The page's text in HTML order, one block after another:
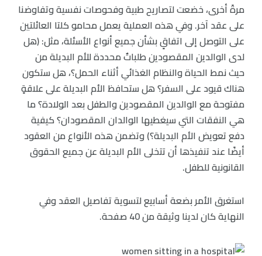
مرةً أخرى، خضعت لتصاريح طبية وفحوصات نفسية وتفاوضنا
على عقد آخر. وفي هذه العملية يعمل محامو كلتا العائلتين
على التوصل إلى اتفاقٍ بشأن جميع أنواع الأسئلة، مثل: (هل
لدى الوالدين المقصودين طلباتٌ محددة للأم البديلة من
حيث نمط الحياة والنظام الغذائي أثناء الحمل؟، هل ستكون
هناك قيود على السفر؟ هل ستحافظ الأم البديلة على علاقةٍ
مفتوحة مع الوالدين المقصودين والطفل بعد الولادة؟ ما
هي النفقات التي سيغطيها الوالدان المقصودان؟ كيفية
دفع تعويض الأم البديلة؟) وتضمن هذه الأنواع من العقود
أيضًا عند تنفيذها أن تتخلى الأم البديلة عن جميع الحقوق
القانونية للطفل.
استغرق الأمر بضعة أسابيع لتسوية تفاصيل العقد وفي
النهاية كان لدينا وثيقة من 40 صفحة.